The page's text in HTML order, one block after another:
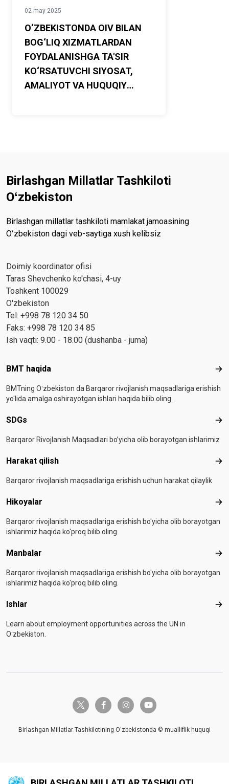
02 may 2025
O‘ZBEKISTONDA OIV BILAN
BOG‘LIQ XIZMATLARDAN
FOYDALANISHGA TA'SIR
KO‘RSATUVCHI SIYOSAT,
AMALIYOT VA HUQUQIY
Birlashgan Millatlar Tashkiloti
Oʻzbekiston
Birlashgan millatlar tashkiloti mamlakat jamoasining
Oʻzbekiston dagi veb-saytiga xush kelibsiz
Doimiy koordinator ofisi
Taras Shevchenko ko'chasi, 4-uy
Toshkent 100029
O'zbekiston
Tel: +998 78 120 34 50
Faks: +998 78 120 34 85
Ish vaqti: 9.00 - 18.00 (dushanba - juma)
Footer menu
BMT haqida
BMTning Oʻzbekiston da Barqaror rivojlanish maqsadlariga erishish
yo'lida amalga oshirayotgan ishlari haqida bilib oling.
SDGs
Barqaror Rivojlanish Maqsadlari bo’yicha olib borayotgan ishlarimiz
Harakat qilish
Barqaror rivojlanish maqsadlariga erishish uchun harakat qilaylik
Hikoyalar
Barqaror rivojlanish maqsadlariga erishish bo'yicha olib borayotgan
ishlarimiz haqida ko'proq bilib oling.
Manbalar
Barqaror rivojlanish maqsadlariga erishish bo'yicha olib borayotgan
ishlarimiz haqida ko'proq bilib oling.
Ishlar
Learn about employment opportunities across the UN in
Oʻzbekiston.
twitter-x facebook-finstagramyoutube
Birlashgan Millatlar Tashkilotining O'zbekistonda © mualliflik huquqi